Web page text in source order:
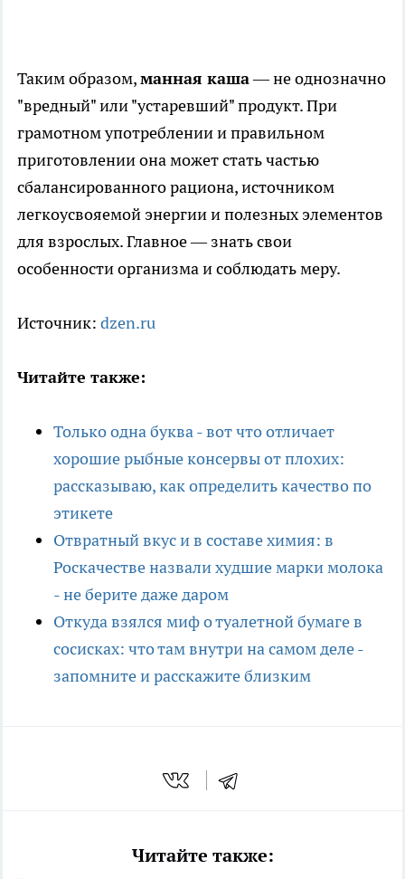
Таким образом,манная каша— не однозначно
"вредный" или "устаревший" продукт. При
грамотном употреблении и правильном
приготовлении она может стать частью
сбалансированного рациона, источником
легкоусвояемой энергии и полезных элементов
для взрослых. Главное — знать свои
особенности организма и соблюдать меру.
Источник: dzen.ru
Читайте также:
Только одна буква - вот что отличает
хорошие рыбные консервы от плохих:
рассказываю, как определить качество по
этикете
Отвратный вкус и в составе химия: в
Роскачестве назвали худшие марки молока
- не берите даже даром
Откуда взялся миф о туалетной бумаге в
сосисках: что там внутри на самом деле -
запомните и расскажите близким
Читайте также: